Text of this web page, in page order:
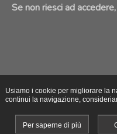
Se non riesci ad accedere,
Usiamo i cookie per migliorare la
continui la navigazione,
Per saperne di più